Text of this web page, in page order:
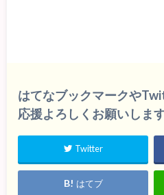
はてなブックマークや
応援よろしくお願いしま
Twitter
はてブ